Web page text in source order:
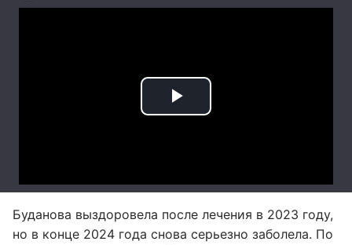
Буданова выздоровела после лечения в 2023 году,
но в конце 2024 года снова серьезно заболела. По